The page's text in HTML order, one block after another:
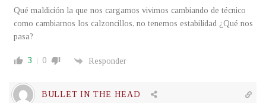
Qué maldición la que nos cargamos vivimos cambiando de técnico
como cambiarnos los calzoncillos, no tenemos estabilidad ¿Qué nos
pasa?
3 0 Responder
BULLET IN THE HEAD